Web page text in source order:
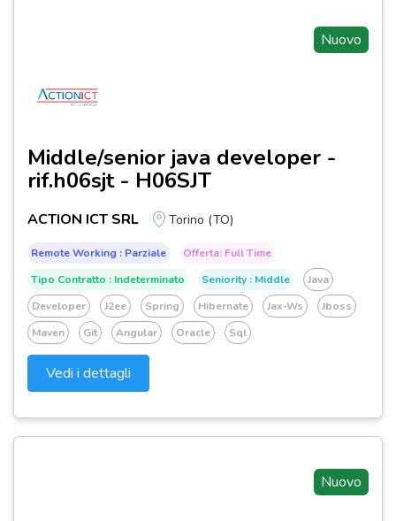
Nuovo
Middle/senior java developer -
rif.h06sjt - H06SJT
ACTION ICT SRL Torino (TO)
Remote Working : Parziale
Offerta: Full Time
Tipo Contratto : Indeterminato
Seniority : Middle
Java
Developer
J2ee Spring Hibernate Jax-Ws
Jboss
Maven
Git Angular Oracle Sql
Vedi i dettagli
Nuovo